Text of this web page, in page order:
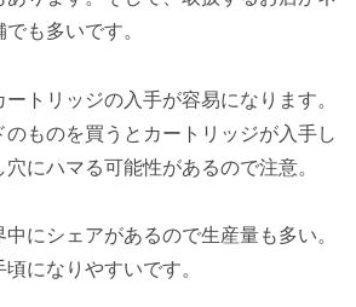
も多いです。
トリッジの入手が容易になります。
ものを買うとカートリッジが入手し
にハマる可能性があるので注意。
にシェアがあるので生産量も多い。
になりやすいです。